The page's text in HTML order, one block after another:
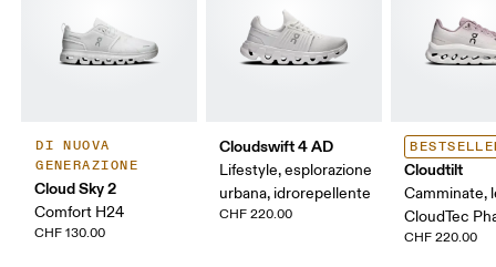
DI NUOVA
GENERAZIONE
Cloud Sky 2
Comfort H24
CHF 130.00
Cloudswift 4 AD
Lifestyle, esplorazione
urbana, idrorepellente
CHF 220.00
Cloudtilt
Camminate,
CloudTec
CHF 220.00